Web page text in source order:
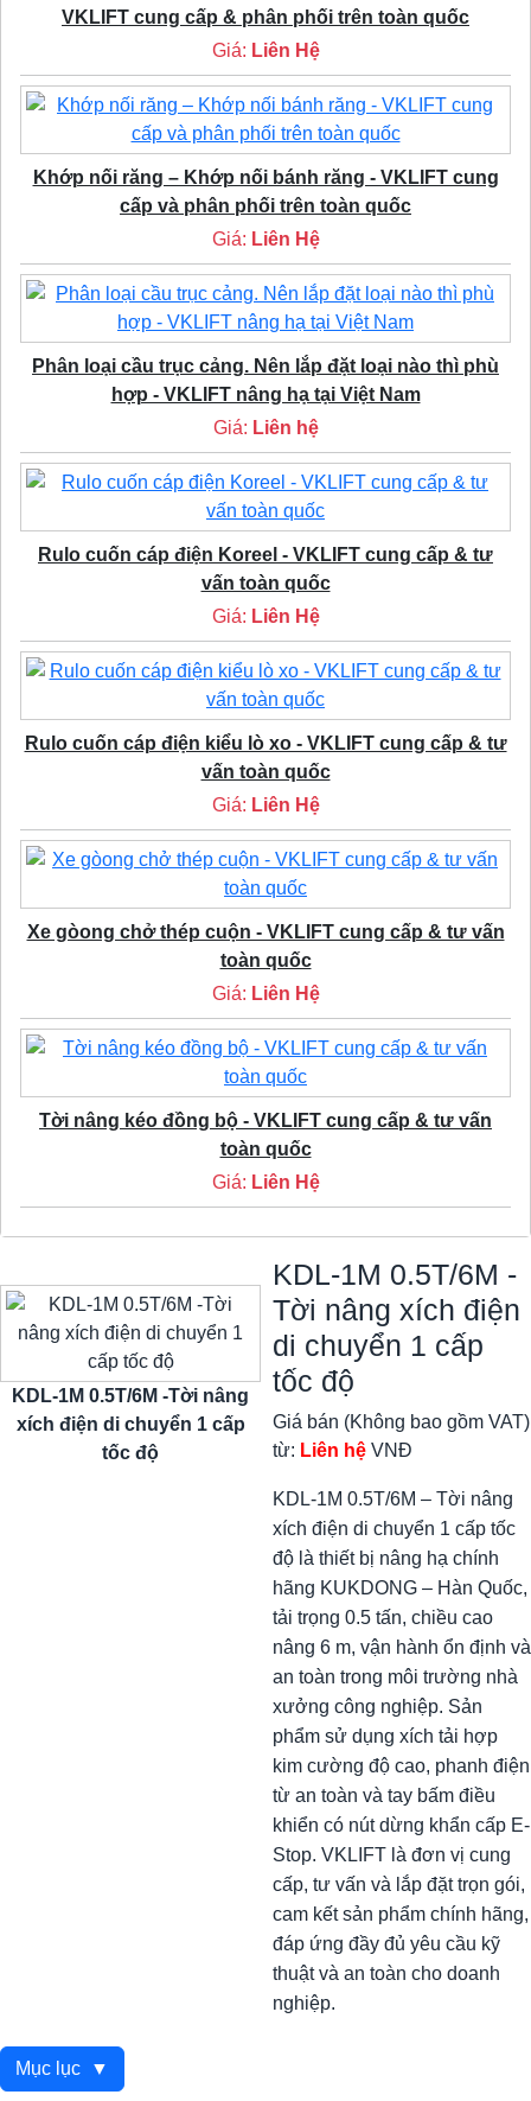
VKLIFT cung cấp & phân phối trên toàn quốc
Giá: Liên Hệ
Khớp nối răng – Khớp nối bánh răng - VKLIFT cung
cấp và phân phối trên toàn quốc
Giá: Liên Hệ
Phân loại cầu trục cảng. Nên lắp đặt loại nào thì phù
hợp - VKLIFT nâng hạ tại Việt Nam
Giá: Liên hệ
Rulo cuốn cáp điện Koreel - VKLIFT cung cấp & tư
vấn toàn quốc
Giá: Liên Hệ
Rulo cuốn cáp điện kiểu lò xo - VKLIFT cung cấp & tư
vấn toàn quốc
Giá: Liên Hệ
Xe gòong chở thép cuộn - VKLIFT cung cấp & tư vấn
toàn quốc
Giá: Liên Hệ
Tời nâng kéo đồng bộ - VKLIFT cung cấp & tư vấn
toàn quốc
Giá: Liên Hệ
KDL-1M 0.5T/6M -Tời nâng
xích điện di chuyển 1 cấp
tốc độ
KDL-1M 0.5T/6M -
Tời nâng xích điện
di chuyển 1 cấp
tốc độ
Giá bán (Không bao gồm VAT)
từ: Liên hệ VNĐ
KDL-1M 0.5T/6M – Tời nâng
xích điện di chuyển 1 cấp tốc
độ là thiết bị nâng hạ chính
hãng KUKDONG – Hàn Quốc,
tải trọng 0.5 tấn, chiều cao
nâng 6 m, vận hành ổn định và
an toàn trong môi trường nhà
xưởng công nghiệp. Sản
phẩm sử dụng xích tải hợp
kim cường độ cao, phanh điện
từ an toàn và tay bấm điều
khiển có nút dừng khẩn cấp E-
Stop. VKLIFT là đơn vị cung
cấp, tư vấn và lắp đặt trọn gói,
cam kết sản phẩm chính hãng,
đáp ứng đầy đủ yêu cầu kỹ
thuật và an toàn cho doanh
nghiệp.
Mục lục ▼